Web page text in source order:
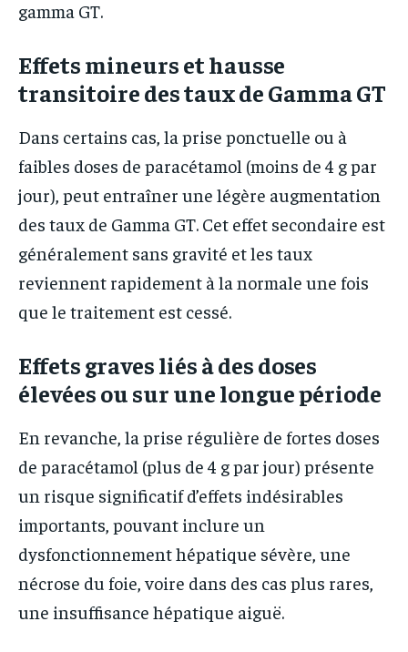
gamma GT.
Effets mineurs et hausse
transitoire des taux de Gamma GT
Dans certains cas, la prise ponctuelle ou à
faibles doses de paracétamol (moins de 4 g par
jour), peut entraîner une légère augmentation
des taux de Gamma GT. Cet effet secondaire est
généralement sans gravité et les taux
reviennent rapidement à la normale une fois
que le traitement est cessé.
Effets graves liés à des doses
élevées ou sur une longue période
En revanche, la prise régulière de fortes doses
de paracétamol (plus de 4 g par jour) présente
un risque significatif d’effets indésirables
importants, pouvant inclure un
dysfonctionnement hépatique sévère, une
nécrose du foie, voire dans des cas plus rares,
une insuffisance hépatique aiguë.